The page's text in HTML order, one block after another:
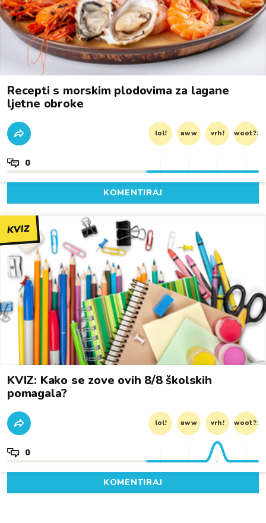
Recepti s morskim plodovima za lagane
ljetne obroke
lol! aww vrh! woot?!
0
KOMENTIRAJ
KVIZ
KVIZ: Kako se zove ovih 8/8 školskih
pomagala?
lol! aww vrh! woot?!
0
KOMENTIRAJ